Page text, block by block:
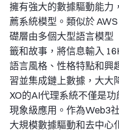
擁有強大的數據驅動能力
薦系統模型。類似於
礎層由多個大型語言模型
籤和故事，將信息輸入
語言風格、性格特點和興
習並集成鏈上數據，大大
XO的AI代理系統不僅是
現象級應用。作為Web3
大規模數據驅動和去中心